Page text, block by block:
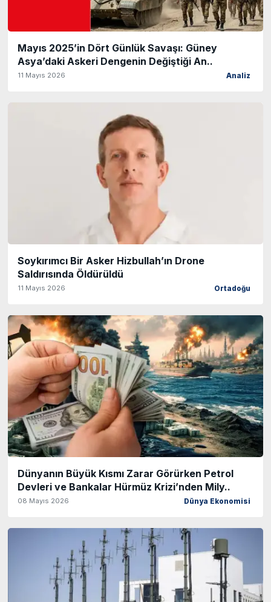
Mayıs 2025’in Dört Günlük Savaşı: Güney
Asya’daki Askeri Dengenin Değiştiği An..
11 Mayıs 2026 Analiz
Soykırımcı Bir Asker Hizbullah’ın Drone
Saldırısında Öldürüldü
11 Mayıs 2026 Ortadoğu
Dünyanın Büyük Kısmı Zarar Görürken Petrol
Devleri ve Bankalar Hürmüz Krizi’nden Mily..
08 Mayıs 2026 Dünya Ekonomisi